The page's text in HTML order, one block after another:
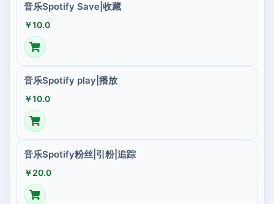
音乐Spotify Save|收藏
￥10.0
音乐Spotify play|播放
￥10.0
音乐Spotify粉丝|引粉|追踪
￥20.0